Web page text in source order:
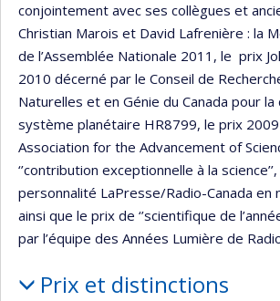
conjointement avec ses collègues et
Christian Marois et David Lafrenière : la
de l’Assemblée Nationale 2011, le prix
2010 décerné par le Conseil de
Naturelles et en Génie du Canada pour
système planétaire HR8799, le prix 2009
Association for the Advancement of
‘’contribution exceptionnelle à la
personnalité LaPresse/Radio-Canada en
ainsi que le prix de ‘’scientifique de
par l’équipe des Années Lumière de
Prix et distinctions